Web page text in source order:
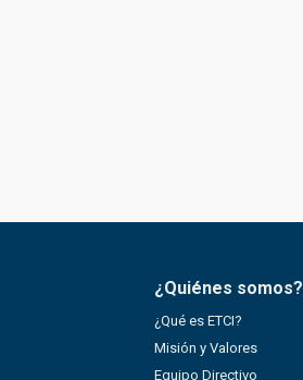
¿Quiénes somos?
¿Qué es ETCI?
Misión y Valores
Equipo Directivo